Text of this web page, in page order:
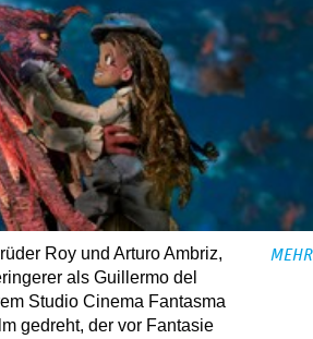
Roy und Arturo Ambriz,
als Guillermo del
Studio Cinema Fantasma
gedreht, der vor Fantasie
MEHR